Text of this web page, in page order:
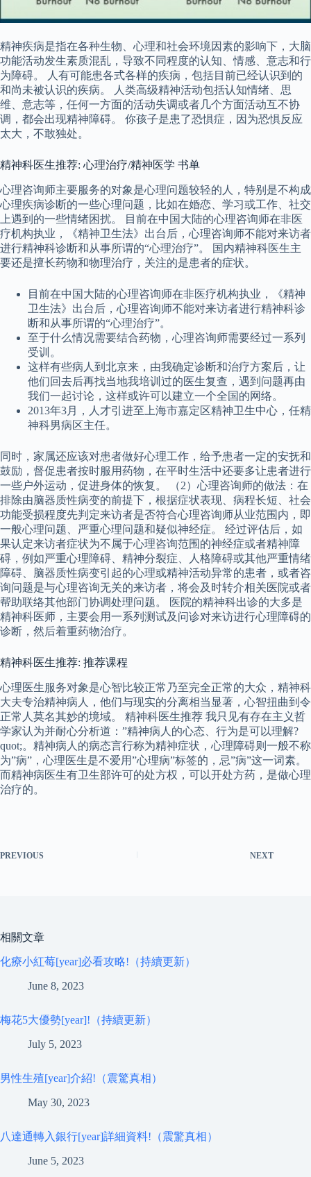
精神疾病是指在各种生物、心理和社会环境因素的影响下，大脑
功能活动发生素质混乱，导致不同程度的认知、情感、意志和行
为障碍。 ​人有可能患各式各样的疾病，包括目前已经认识到的
和尚未被认识的疾病。 人类高级精神活动包括认知情绪、思
维、意志等，任何一方面的活动失调或者几个方面活动互不协
调，都会出现精神障碍。 你孩子是患了恐惧症，因为恐惧反应
太大，不敢独处。
精神科医生推荐: 心理治疗/精神医学 书单
心理咨询师主要服务的对象是心理问题较轻的人，特别是不构成
心理疾病诊断的一些心理问题，比如在婚恋、学习或工作、社交
上遇到的一些情绪困扰。 目前在中国大陆的心理咨询师在非医
疗机构执业，《精神卫生法》出台后，心理咨询师不能对来访者
进行精神科诊断和从事所谓的“心理治疗”。 国内精神科医生主
要还是擅长药物和物理治疗，关注的是患者的症状。
目前在中国大陆的心理咨询师在非医疗机构执业，《精神
卫生法》出台后，心理咨询师不能对来访者进行精神科诊
断和从事所谓的“心理治疗”。
至于什么情况需要结合药物，心理咨询师需要经过一系列
受训。
这样有些病人到北京来，由我确定诊断和治疗方案后，让
他们回去后再找当地我培训过的医生复查，遇到问题再由
我们一起讨论，这样或许可以建立一个全国的网络。
2013年3月，人才引进至上海市嘉定区精神卫生中心，任精
神科男病区主任。
同时，家属还应该对患者做好心理工作，给予患者一定的安抚和
鼓励，督促患者按时服用药物，在平时生活中还要多让患者进行
一些户外运动，促进身体的恢复。 （2）心理咨询师的做法：在
排除由脑器质性病变的前提下，根据症状表现、病程长短、社会
功能受损程度先判定来访者是否符合心理咨询师从业范围内，即
一般心理问题、严重心理问题和疑似神经症。 经过评估后，如
果认定来访者症状为不属于心理咨询范围的神经症或者精神障
碍，例如严重心理障碍、精神分裂症、人格障碍或其他严重情绪
障碍、脑器质性病变引起的心理或精神活动异常的患者，或者咨
询问题是与心理咨询无关的来访者，将会及时转介相关医院或者
帮助联络其他部门协调处理问题。 医院的精神科出诊的大多是
精神科医师，主要会用一系列测试及问诊对来访进行心理障碍的
诊断，然后着重药物治疗。
精神科医生推荐: 推荐课程
心理医生服务对象是心智比较正常乃至完全正常的大众，精神科
大夫专治精神病人，他们与现实的分离相当显著，心智扭曲到令
正常人莫名其妙的境域。 精神科医生推荐 我只见有存在主义哲
学家认为并耐心分析道：”精神病人的心态、行为是可以理解?
quot;。精神病人的病态言行称为精神症状，心理障碍则一般不称
为”病”，心理医生是不爱用”心理病”标签的，忌”病”这一词素。
而精神病医生有卫生部许可的处方权，可以开处方药，是做心理
治疗的。
PREVIOUS NEXT
相關文章
化療小紅莓[year]必看攻略!（持續更新）
June 8, 2023
梅花5大優勢[year]!（持續更新）
July 5, 2023
男性生殖[year]介紹!（震驚真相）
May 30, 2023
八達通轉入銀行[year]詳細資料!（震驚真相）
June 5, 2023